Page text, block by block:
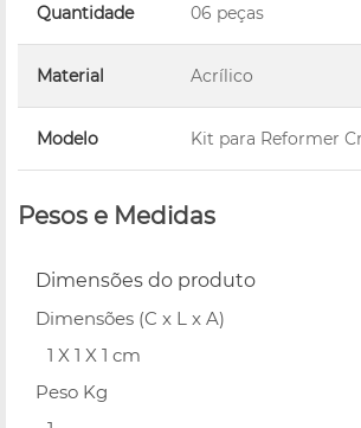
Quantidade 06 peças
Material Acrílico
Modelo Kit para Reformer
Pesos e Medidas
Dimensões do produto
Dimensões (C x L x A)
1 X 1 X 1 cm
Peso Kg